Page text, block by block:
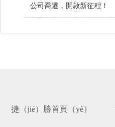
公司喬遷，開啟新征程！
捷（jié）勝首頁（yè）